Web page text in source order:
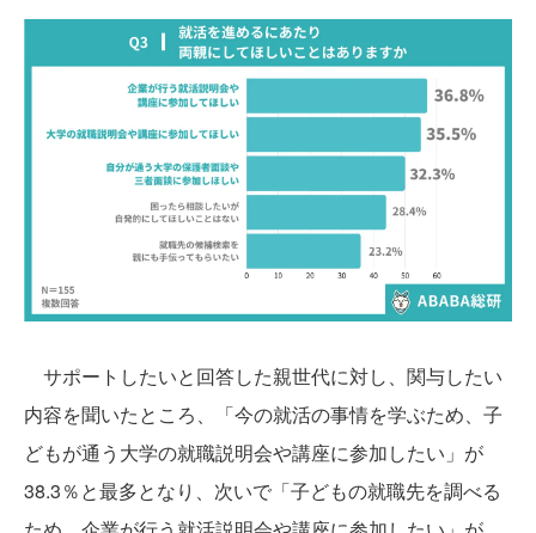
サポートしたいと回答した親世代に対し、関与したい
内容を聞いたところ、「今の就活の事情を学ぶため、子
どもが通う大学の就職説明会や講座に参加したい」が
38.3％と最多となり、次いで「子どもの就職先を調べる